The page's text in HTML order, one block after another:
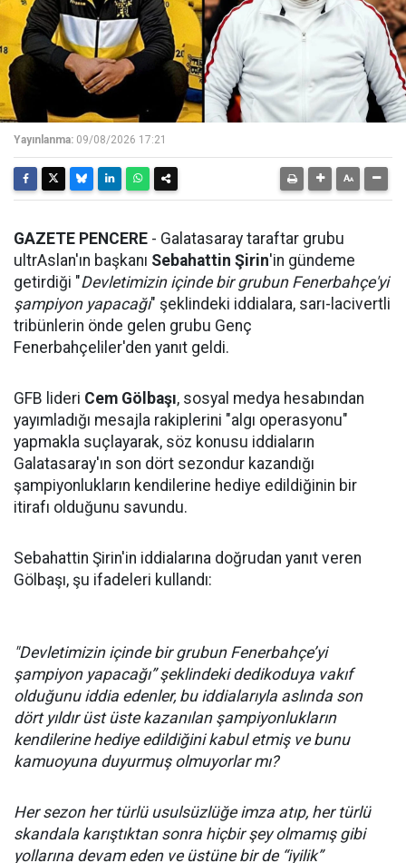
Yayınlanma: 09/08/2026 17:21
GAZETE PENCERE - Galatasaray taraftar grubu
ultrAslan'ın başkanı Sebahattin Şirin'in gündeme
getirdiği "Devletimizin içinde bir grubun Fenerbahçe'yi
şampiyon yapacağı" şeklindeki iddialara, sarı-lacivertli
tribünlerin önde gelen grubu Genç
Fenerbahçeliler'den yanıt geldi.
GFB lideri Cem Gölbaşı, sosyal medya hesabından
yayımladığı mesajla rakiplerini "algı operasyonu"
yapmakla suçlayarak, söz konusu iddiaların
Galatasaray'ın son dört sezondur kazandığı
şampiyonlukların kendilerine hediye edildiğinin bir
itirafı olduğunu savundu.
Sebahattin Şirin'in iddialarına doğrudan yanıt veren
Gölbaşı, şu ifadeleri kullandı:
"Devletimizin içinde bir grubun Fenerbahçe’yi
şampiyon yapacağı” şeklindeki dedikoduya vakıf
olduğunu iddia edenler, bu iddialarıyla aslında son
dört yıldır üst üste kazanılan şampiyonlukların
kendilerine hediye edildiğini kabul etmiş ve bunu
kamuoyuna duyurmuş olmuyorlar mı?
Her sezon her türlü usulsüzlüğe imza atıp, her türlü
skandala karıştıktan sonra hiçbir şey olmamış gibi
yollarına devam eden ve üstüne bir de “iyilik”